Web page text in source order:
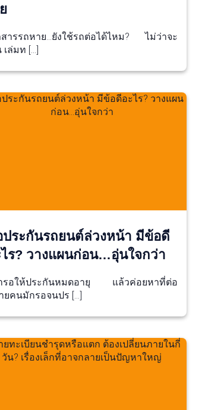
สารรถหาย…ยังใช้รถต่อได้ไหม? ไม่ว่าจะ
เล่มท […]
ประกันรถยนต์ล่วงหน้า มีข้อดี
ไร? วางแผนก่อน…อุ่นใจกว่า
รอให้ประกันหมดอายุ แล้วค่อยหาที่ต่อ
ยคนมักรอจนปร […]